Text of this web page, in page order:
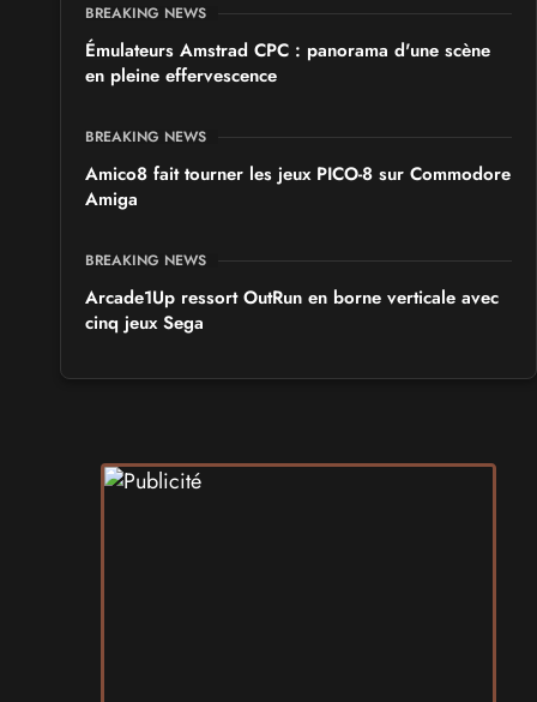
BREAKING NEWS
Émulateurs Amstrad CPC : panorama d'une scène
en pleine effervescence
BREAKING NEWS
Amico8 fait tourner les jeux PICO-8 sur Commodore
Amiga
BREAKING NEWS
Arcade1Up ressort OutRun en borne verticale avec
cinq jeux Sega